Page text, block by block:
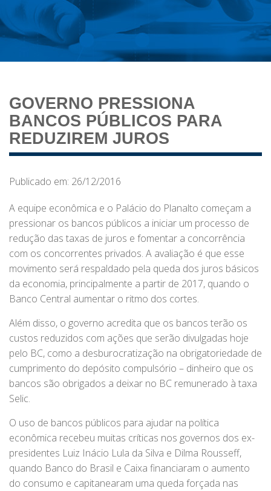
GOVERNO PRESSIONA
BANCOS PÚBLICOS PARA
REDUZIREM JUROS
Publicado em: 26/12/2016
A equipe econômica e o Palácio do Planalto começam a
pressionar os bancos públicos a iniciar um processo de
redução das taxas de juros e fomentar a concorrência
com os concorrentes privados. A avaliação é que esse
movimento será respaldado pela queda dos juros básicos
da economia, principalmente a partir de 2017, quando o
Banco Central aumentar o ritmo dos cortes.
Além disso, o governo acredita que os bancos terão os
custos reduzidos com ações que serão divulgadas hoje
pelo BC, como a desburocratização na obrigatoriedade de
cumprimento do depósito compulsório – dinheiro que os
bancos são obrigados a deixar no BC remunerado à taxa
Selic.
O uso de bancos públicos para ajudar na política
econômica recebeu muitas críticas nos governos dos ex-
presidentes Luiz Inácio Lula da Silva e Dilma Rousseff,
quando Banco do Brasil e Caixa financiaram o aumento
do consumo e capitanearam uma queda forçada nas